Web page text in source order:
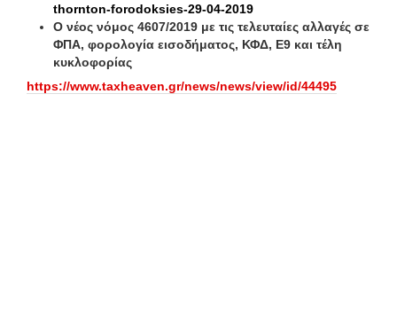
thornton-forodoksies-29-04-2019
Ο νέος νόμος 4607/2019 με τις τελευταίες αλλαγές σε
ΦΠΑ, φορολογία εισοδήματος, ΚΦΔ, Ε9 και τέλη
κυκλοφορίας
https://www.taxheaven.gr/news/news/view/id/44495